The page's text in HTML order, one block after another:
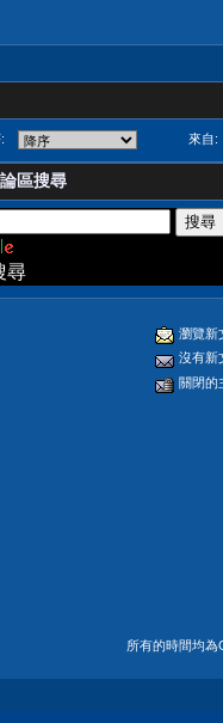
來自:
區搜尋
尋
瀏覽新
沒有新
關閉的
所有的時間均為